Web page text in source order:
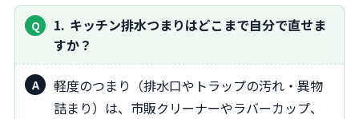
1 キッチン排水つまりはどこまで自分で直せま
すか？
軽度のつまり（排水口やトラップの汚れ・異物
詰まり）は、市販クリーナーやラバーカップ、